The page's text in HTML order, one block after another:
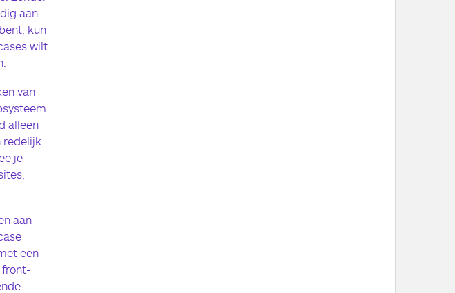
aan
kun
wilt
van
alleen
redelijk
je
aan
een
front-